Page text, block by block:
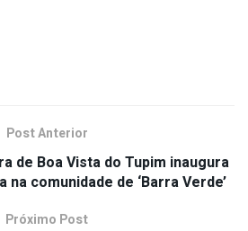
Post Anterior
de Boa Vista do Tupim inaugura
comunidade de ‘Barra Verde’
Próximo Post